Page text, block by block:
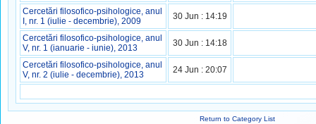
Cercetări filosofico-psihologice, anul
I, nr. 1 (iulie - decembrie), 2009
30 Jun : 14:19
Cercetări filosofico-psihologice, anul
V, nr. 1 (ianuarie - iunie), 2013
30 Jun : 14:18
Cercetări filosofico-psihologice, anul
V, nr. 2 (iulie - decembrie), 2013
24 Jun : 20:07
Return to Category List